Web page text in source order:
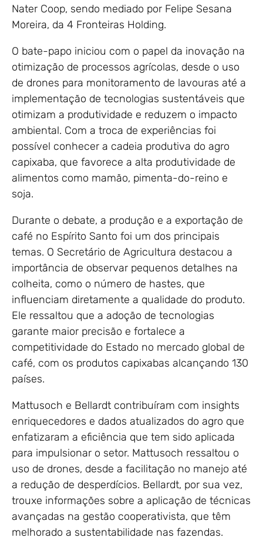
Nater Coop, sendo mediado por Felipe Sesana
Moreira, da 4 Fronteiras Holding.
O bate-papo iniciou com o papel da inovação na
otimização de processos agrícolas, desde o uso
de drones para monitoramento de lavouras até a
implementação de tecnologias sustentáveis que
otimizam a produtividade e reduzem o impacto
ambiental. Com a troca de experiências foi
possível conhecer a cadeia produtiva do agro
capixaba, que favorece a alta produtividade de
alimentos como mamão, pimenta-do-reino e
soja.
Durante o debate, a produção e a exportação de
café no Espírito Santo foi um dos principais
temas. O Secretário de Agricultura destacou a
importância de observar pequenos detalhes na
colheita, como o número de hastes, que
influenciam diretamente a qualidade do produto.
Ele ressaltou que a adoção de tecnologias
garante maior precisão e fortalece a
competitividade do Estado no mercado global de
café, com os produtos capixabas alcançando 130
países.
Mattusoch e Bellardt contribuíram com insights
enriquecedores e dados atualizados do agro que
enfatizaram a eficiência que tem sido aplicada
para impulsionar o setor. Mattusoch ressaltou o
uso de drones, desde a facilitação no manejo até
a redução de desperdícios. Bellardt, por sua vez,
trouxe informações sobre a aplicação de técnicas
avançadas na gestão cooperativista, que têm
melhorado a sustentabilidade nas fazendas.